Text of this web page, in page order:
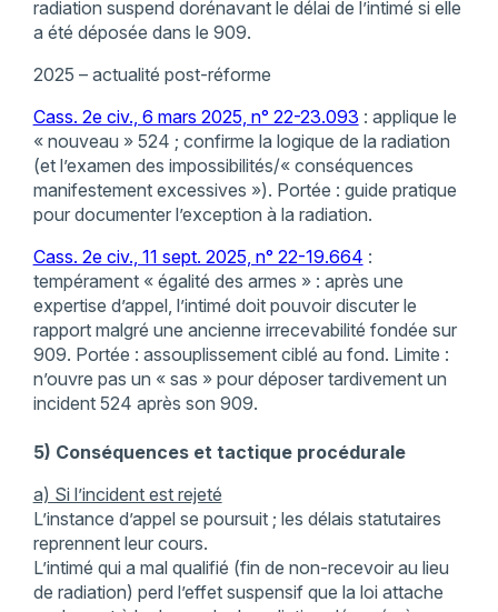
radiation suspend dorénavant le délai de l’intimé si elle
a été déposée dans le 909.
2025 – actualité post-réforme
Cass. 2e civ., 6 mars 2025, n° 22-23.093 : applique le
« nouveau » 524 ; confirme la logique de la radiation
(et l’examen des impossibilités/« conséquences
manifestement excessives »). Portée : guide pratique
pour documenter l’exception à la radiation.
Cass. 2e civ., 11 sept. 2025, n° 22-19.664 :
tempérament « égalité des armes » : après une
expertise d’appel, l’intimé doit pouvoir discuter le
rapport malgré une ancienne irrecevabilité fondée sur
909. Portée : assouplissement ciblé au fond. Limite :
n’ouvre pas un « sas » pour déposer tardivement un
incident 524 après son 909.
5) Conséquences et tactique procédurale
a) Si l’incident est rejeté
L’instance d’appel se poursuit ; les délais statutaires
reprennent leur cours.
L’intimé qui a mal qualifié (fin de non-recevoir au lieu
de radiation) perd l’effet suspensif que la loi attache